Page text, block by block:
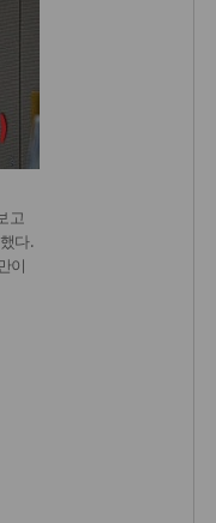
고
다.
이